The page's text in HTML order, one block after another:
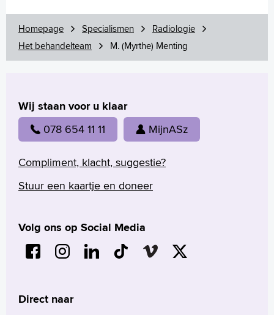
R.K. (Remmert) Storm
P.H.M. (Pieter) van der Valk
S.R. (Stephan) Koene
Contrastmiddelen en medicatie
Is röntgenstraling gevaarlijk voor mij?
Zwangerschap
Wachttijden
Homepage
Praktische informatie
Specialismen
Homepage Specialismen
Radiologie
Het behandelteam
M. (Myrthe) Menting
Wij staan voor u klaar
078 654 11 11 MijnASz
Compliment, klacht, suggestie?
Stuur een kaartje en doneer
Volg ons op Social Media
Direct naar